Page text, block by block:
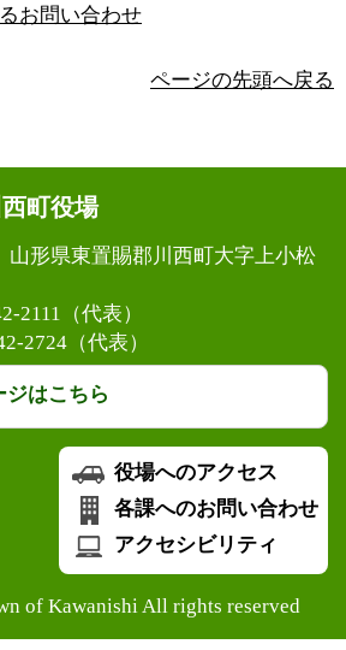
お問い合わせ
ページの先頭へ戻る
町役場
形県東置賜郡川西町大字上小松
2111（代表）
2724（代表）
ジはこちら
役場へのアクセス
各課へのお問い合わせ
アクセシビリティ
of Kawanishi All rights reserved